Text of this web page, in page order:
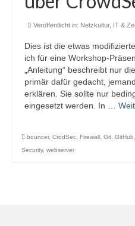
Veröffentlicht in: Netzkultur, IT &
Dies ist die etwas
ich für eine Workshop-
„Anleitung“ beschreibt nur
primär dafür gedacht,
erklären. Sie sollte nur
eingesetzt werden. In …
bouncer, CrodSec Firewall Git GitHub
Security, webserver